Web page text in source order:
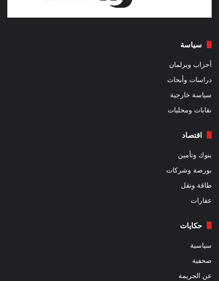
سياسة
أحزاب وبرلمان
دراسات وأبحاث
سياسة خارجية
نقابات ومحليات
اقتصاد
بنوك وتأمين
بورصة وشركات
طاقة ونقل
عقارات
حكايات
سياسية
صحفية
عن الجريمة